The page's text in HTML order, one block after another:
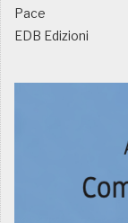
Pace
EDB Edizioni